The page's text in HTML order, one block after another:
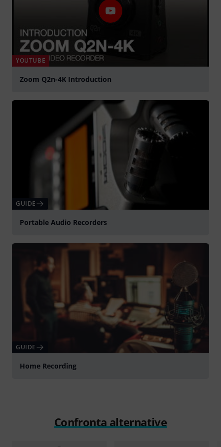
YOUTUBE
Zoom Q2n-4K Introduction
GUIDE
Portable Audio Recorders
GUIDE
Home Recording
Confronta alternative